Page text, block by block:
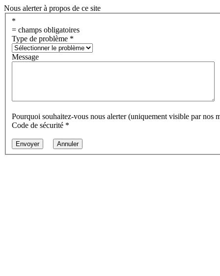
Nous alerter à propos de ce site
*
= champs obligatoires
Type de problème *
Message
Pourquoi souhaitez-vous nous alerter (uniquement visible par nos
Code de sécurité *